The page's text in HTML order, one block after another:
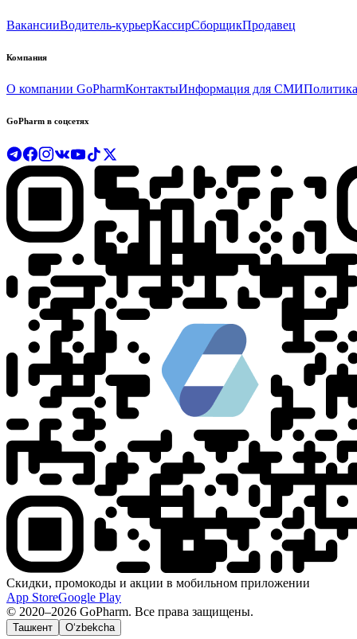
ВакансииВодитель-курьерКассирСборщикПродавец
Компания
О компании GoPharmКонтактыИнформация для СМИ
GoPharm в соцсетях
Скидки, промокоды и акции в мобильном приложении
App StoreGoogle Play
© 2020–2026 GoPharm. Все права защищены.
Ташкент O‘zbekcha